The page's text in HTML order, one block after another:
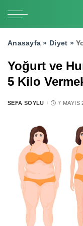
Anasayfa » Diyet »
Yoğurt ve
5 Kilo
POSTED
SEFA SOYLU 7 MAYIS